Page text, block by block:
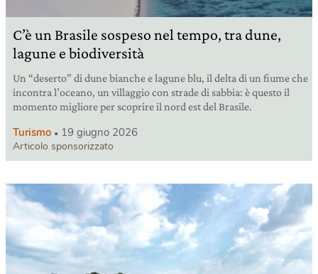
C’è un Brasile sospeso nel tempo, tra dune,
lagune e biodiversità
Un “deserto” di dune bianche e lagune blu, il delta di un fiume che
incontra l’oceano, un villaggio con strade di sabbia: è questo il
momento migliore per scoprire il nord est del Brasile.
Turismo 19 giugno 2026
Articolo sponsorizzato